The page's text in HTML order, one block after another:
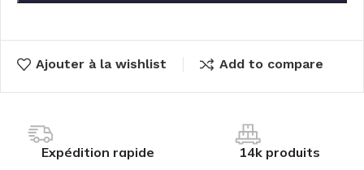
Ajouter à la wishlist Add to compare
Expédition rapide 14k produits